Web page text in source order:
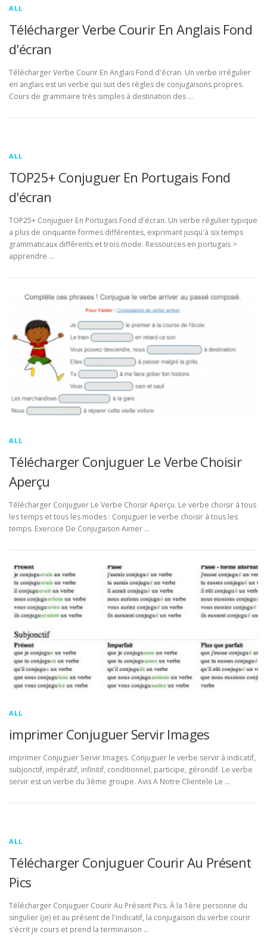
ALL
Télécharger Verbe Courir En Anglais Fond
d'écran
Télécharger Verbe Courir En Anglais Fond d'écran. Un verbe irrégulier
en anglais est un verbe qui suit des règles de conjugaisons propres.
Cours de grammaire très simples à destination des …
ALL
TOP25+ Conjuguer En Portugais Fond
d'écran
TOP25+ Conjuguer En Portugais Fond d'écran. Un verbe régulier typique
a plus de cinquante formes différentes, exprimant jusqu'à six temps
grammaticaux différents et trois mode. Ressources en portugais >
apprendre …
ALL
Télécharger Conjuguer Le Verbe Choisir
Aperçu
Télécharger Conjuguer Le Verbe Choisir Aperçu. Le verbe choisir à tous
les temps et tous les modes : Conjuguer le verbe choisir à tous les
temps. Exercice De Conjugaison Aimer …
ALL
imprimer Conjuguer Servir Images
imprimer Conjuguer Servir Images. Conjuguer le verbe servir à indicatif,
subjonctif, impératif, infinitif, conditionnel, participe, gérondif. Le verbe
servir est un verbe du 3ème groupe. Avis A Notre Clientele Le …
ALL
Télécharger Conjuguer Courir Au Présent
Pics
Télécharger Conjuguer Courir Au Présent Pics. À la 1ère personne du
singulier (je) et au présent de l'indicatif, la conjugaison du verbe courir
s'écrit je cours et prend la terminaison …